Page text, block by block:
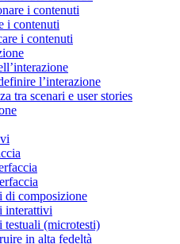
i contenuti
i contenuti
i contenuti
l’interazione
tra scenari e user stories
di composizione
interattivi
testuali (microtesti)
in alta fedeltà